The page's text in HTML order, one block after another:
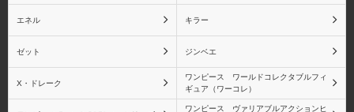
エネル キラー
ゼット ジンベエ
X・ドレーク
ワンピース ワールドコレクタブルフィ
ギュア（ワーコレ）
ワンピース ヴァリアブルアクションヒ